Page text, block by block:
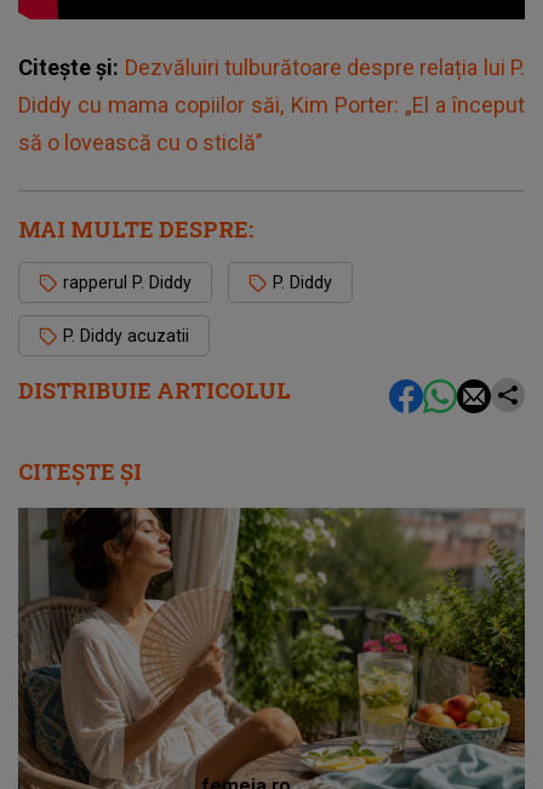
DISTRIBUIE ARTICOLUL
Citește și: Dezvăluiri tulburătoare despre relația lui P.
Diddy cu mama copiilor săi, Kim Porter: „El a început
să o lovească cu o sticlă”
MAI MULTE DESPRE:
rapperul P. Diddy P. Diddy
P. Diddy acuzatii
CITEȘTE ȘI